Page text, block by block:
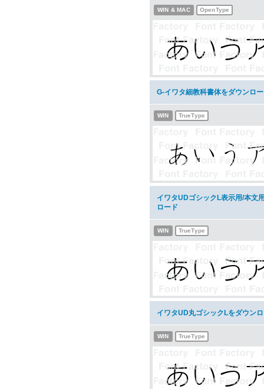
WIN & MAC OpenType
G-イワタ細教科書体をダウンロ
WIN TrueType
イワタUDゴシックL表示用/本文
ロード
WIN TrueType
イワタUD丸ゴシックLをダウン
WIN TrueType